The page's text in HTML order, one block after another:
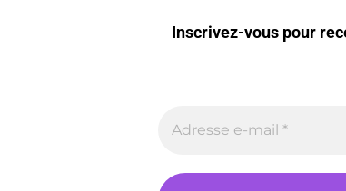
Inscrivez-vous pour